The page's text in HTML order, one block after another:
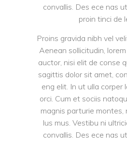
convallis. Des ece nas
proin tinci de
Proins gravida nibh vel
Aenean sollicitudin,
auctor, nisi elit de conse
sagittis dolor sit amet,
eng elit. In ut ulla corper
orci. Cum et sociis
magnis parturie montes,
lus mus. Vestibu ni
convallis. Des ece nas